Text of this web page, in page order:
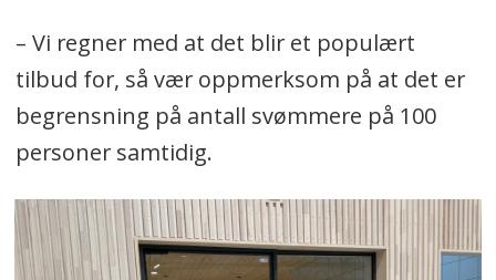
– Vi regner med at det blir et populært
tilbud for, så vær oppmerksom på at det er
begrensning på antall svømmere på 100
personer samtidig.